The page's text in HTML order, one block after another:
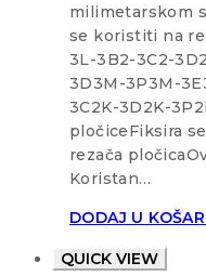
milimetarskom
se koristiti na
3L-3B2-3C2-
3D3M-3P3M-
3C2K-3D2K-
pločiceFiksira
rezača
Koristan…
DODAJ U
QUICK VIEW